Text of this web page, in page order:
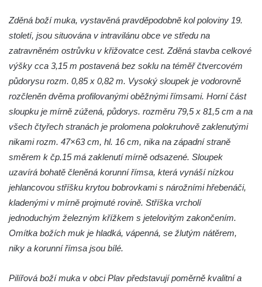
Boží muka na křižovatce ulic Latrán a K
Malší ve Velešíně
Centrální kříž hřbitova ve Velešíně
Kříž u kostela svatého Václava ve Velešíně
Kříž u brány na hřbitov ve Velešíně
Kříž na zahradě domu čp. 127 v Římově
Kříž u fary v Římově
Kříž u lípy Jana Gurreho v Římově
Boží muka u hřbitova v Římově
Kříž poblíž domu čp. 169 v Plavu
Kříž na návsi v Plavu
Boží muka v Plavu
Zděná boží muka, vystavěná pravděpodobně kol poloviny 19.
století, jsou situována v intravilánu obce ve středu na
zatravněném ostrůvku v křižovatce cest. Zděná stavba celkové
výšky cca 3,15 m postavená bez soklu na téměř čtvercovém
půdorysu rozm. 0,85 x 0,82 m. Vysoký sloupek je vodorovně
rozčleněn dvěma profilovanými oběžnými římsami. Horní část
sloupku je mírně zúžená, půdorys. rozměru 79,5 x 81,5 cm a na
všech čtyřech stranách je prolomena polokruhově zaklenutými
nikami rozm. 47×63 cm, hl. 16 cm, nika na západní straně
směrem k čp.15 má zaklenutí mírně odsazené. Sloupek
uzavírá bohatě členěná korunní římsa, která vynáší nízkou
jehlancovou stříšku krytou bobrovkami s nárožními hřebenáči,
kladenými v mírně projmuté rovině. Stříška vrcholí
jednoduchým železným křížkem s jetelovitým zakončením.
Omítka božích muk je hladká, vápenná, se žlutým nátěrem,
niky a korunní římsa jsou bílé.
Pilířová boží muka v obci Plav představují poměrně kvalitní a